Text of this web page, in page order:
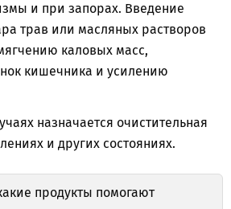
и при запорах. Введение
трав или масляных растворов
каловых масс,
кишечника и усилению
назначается очистительная
и других состояниях.
продукты помогают